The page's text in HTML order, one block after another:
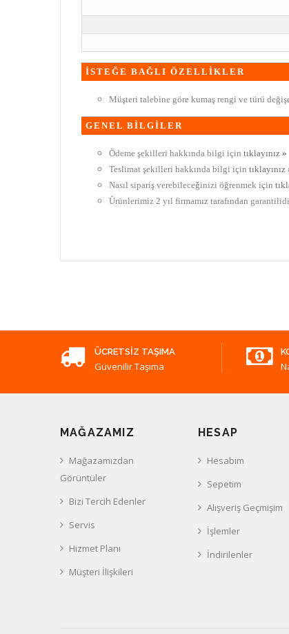
İSTEĞE BAĞLI ÖZELLİKLER
Müşteri talebine göre kumaş rengi ve türü
GENEL BİLGİLER
Ödeme şekilleri hakkında bilgi için tıklayınız »
Teslimat şekilleri hakkında bilgi için tıklayınız
Nasıl sipariş verebileceğinizi öğrenmek için
Ürünlerimiz 2 yıl firmamız tarafından
ÜCRETSIZ TAŞIMA
Güvenilir Taşıma
MAĞAZAMIZ
Mağazamızdan
Görüntüler
Bizi Tercih Edenler
Servis
Hizmet Planı
Müşteri İlişkileri
HESAP
Hesabım
Sepetim
Alışveriş Geçmişim
İşlemler
İndirilenler